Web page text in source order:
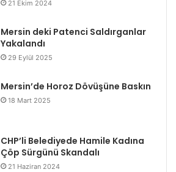
21 Ekim 2024
Mersin deki Patenci Saldırganlar
Yakalandı
29 Eylül 2025
Mersin’de Horoz Dövüşüne Baskın
18 Mart 2025
CHP’li Belediyede Hamile Kadına
Çöp Sürgünü Skandalı
21 Haziran 2024